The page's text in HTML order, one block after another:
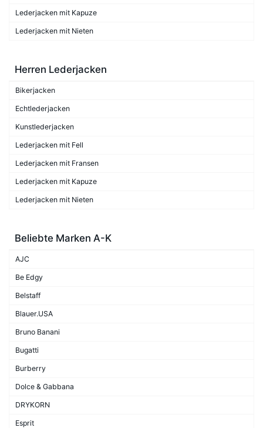
Lederjacken mit Kapuze
Lederjacken mit Nieten
Herren Lederjacken
Bikerjacken
Echtlederjacken
Kunstlederjacken
Lederjacken mit Fell
Lederjacken mit Fransen
Lederjacken mit Kapuze
Lederjacken mit Nieten
Beliebte Marken A-K
AJC
Be Edgy
Belstaff
Blauer.USA
Bruno Banani
Bugatti
Burberry
Dolce & Gabbana
DRYKORN
Esprit